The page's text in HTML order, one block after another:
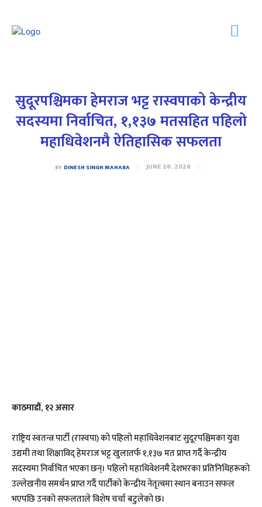
सुदूरपश्चिमका हेमराज भट्ट रास्वपाको केन्द्रीय
सदस्यमा निर्वाचित, १,१३७ मतसहित पहिलो
महाधिवेशनमै ऐतिहासिक सफलता
BY DINESH SINGH MAHARA JUNE 26, 2026
काठमाडौं, १२ असार
राष्ट्रिय स्वतन्त्र पार्टी (रास्वपा) को पहिलो महाधिवेशनबाट सुदूरपश्चिमका युवा
उद्यमी तथा शिक्षाविद् हेमराज भट्ट खुलातर्फ १,१३७ मत प्राप्त गर्दै केन्द्रीय
सदस्यमा निर्वाचित भएका छन्। पहिलो महाधिवेशनमै देशभरका प्रतिनिधिहरूको
उल्लेखनीय समर्थन प्राप्त गर्दै पार्टीको केन्द्रीय नेतृत्वमा स्थान बनाउन सफल
भएपछि उनको सफलताले विशेष चर्चा बटुलेको छ।